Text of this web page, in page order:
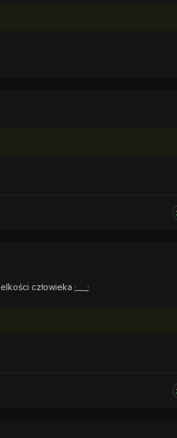
człowieka ;___;